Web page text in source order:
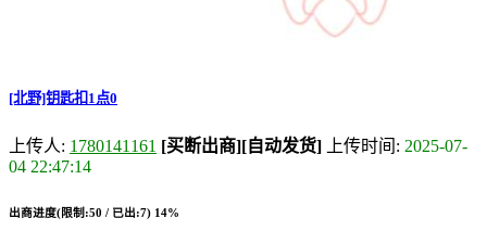
[北野]钥匙扣1点0
上传人: 1780141161 [买断出商][自动发货] 上传时间: 2025-07-
04 22:47:14
出商进度(限制:50 / 已出:7) 14%